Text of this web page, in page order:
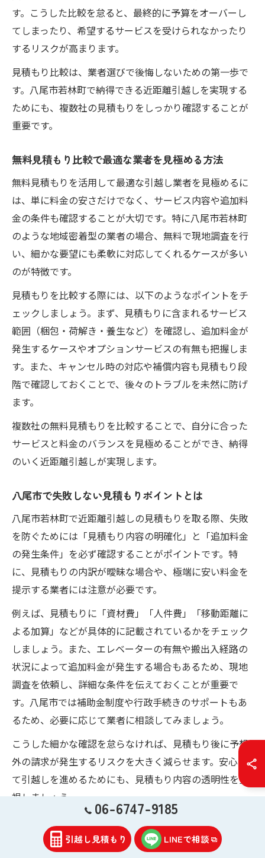
す。こうした比較を怠ると、最終的に予算をオーバーし
てしまったり、希望するサービスを受けられなかったり
するリスクが高まります。
見積もり比較は、業者選びで後悔しないための第一歩で
す。八尾市若林町で納得できる近距離引越しを実現する
ためにも、複数社の見積もりをしっかり確認することが
重要です。
無料見積もり比較で最適な業者を見極める方法
無料見積もりを活用して最適な引越し業者を見極めるに
は、単に料金の安さだけでなく、サービス内容や追加料
金の条件も確認することが大切です。特に八尾市若林町
のような地域密着型の業者の場合、無料で現地調査を行
い、細かな要望にも柔軟に対応してくれるケースが多い
のが特徴です。
見積もりを比較する際には、以下のようなポイントをチ
ェックしましょう。まず、見積もりに含まれるサービス
範囲（梱包・荷解き・養生など）を確認し、追加料金が
発生するケースやオプションサービスの有無も把握しま
す。また、キャンセル時の対応や補償内容も見積もり段
階で確認しておくことで、後々のトラブルを未然に防げ
ます。
複数社の無料見積もりを比較することで、自分に合った
サービスと料金のバランスを見極めることができ、納得
のいく近距離引越しが実現します。
八尾市で失敗しない見積もりポイントとは
八尾市若林町で近距離引越しの見積もりを取る際、失敗
を防ぐためには「見積もり内容の明確化」と「追加料金
の発生条件」を必ず確認することがポイントです。特
に、見積もりの内訳が曖昧な場合や、極端に安い料金を
提示する業者には注意が必要です。
例えば、見積もりに「資材費」「人件費」「移動距離に
よる加算」などが具体的に記載されているかをチェック
しましょう。また、エレベーターの有無や搬出入経路の
状況によって追加料金が発生する場合もあるため、現地
調査を依頼し、詳細な条件を伝えておくことが重要で
す。八尾市では補助金制度や行政手続きのサポートもあ
るため、必要に応じて業者に相談してみましょう。
こうした細かな確認を怠らなければ、見積もり後に予想
外の請求が発生するリスクを大きく減らせます。安心し
て引越しを進めるためにも、見積もり内容の透明性を重
視しましょう。
近距離引越し業者選びの賢い比較手順
近距離引越し業者を選ぶ際は、まず複数社から無料見積
06-6747-9185
引越し見積もり LINEで相談